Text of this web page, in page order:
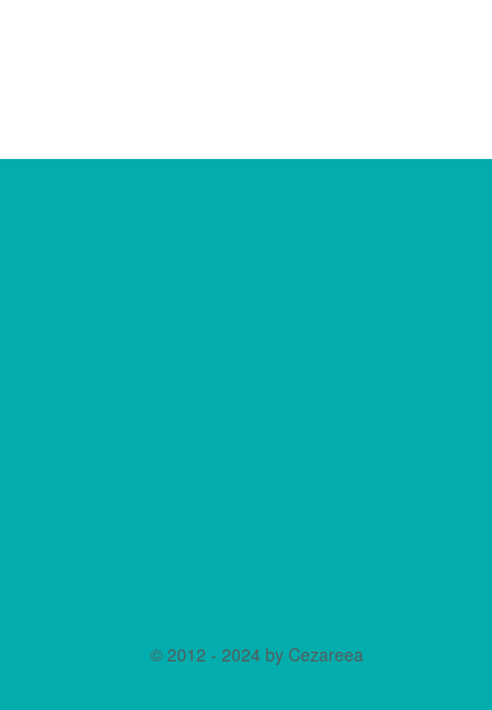
© 2012 - 2024 by Cezareea